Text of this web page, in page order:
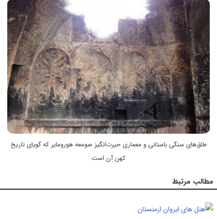
طاق‌های سنگی باستانی و معماری حیرت‌انگیز صومعه هورومایر که گویای تاریخ
کهن آن است
مطالب مرتبط